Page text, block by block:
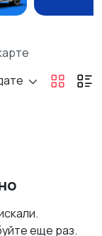
еще раз.